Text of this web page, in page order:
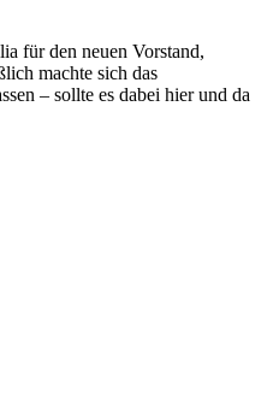
für den neuen Vorstand,
machte sich das
– sollte es dabei hier und da